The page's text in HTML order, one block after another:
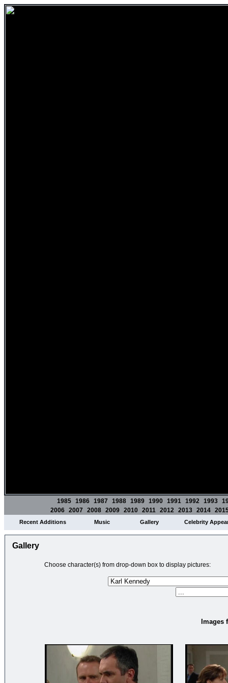
1985 1986 1987 1988 1989 1990 1991 1992 1993
2006 2007 2008 2009 2010 2011 2012 2013 2014
Recent Additions Music Gallery Celebrity
Gallery
Choose character(s) from drop-down box to display pictures:
Images